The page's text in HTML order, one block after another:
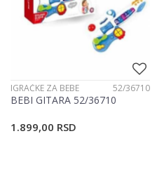
IGRAČKE ZA BEBE 52/36710
BEBI GITARA 52/36710
1.899,00 RSD